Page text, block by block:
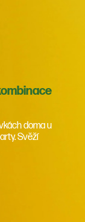
doma u
Svěží